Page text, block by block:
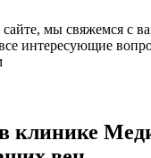
мы свяжемся с
интересующие
клинике